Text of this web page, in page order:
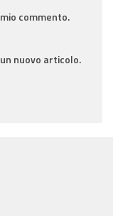
commento.
nuovo articolo.